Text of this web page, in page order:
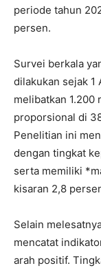
periode tahun
persen.
Survei berkala
dilakukan sejak 1
melibatkan 1.200
proporsional di
Penelitian ini
dengan tingkat
serta memiliki
kisaran 2,8
Selain
mencatat
arah positif.